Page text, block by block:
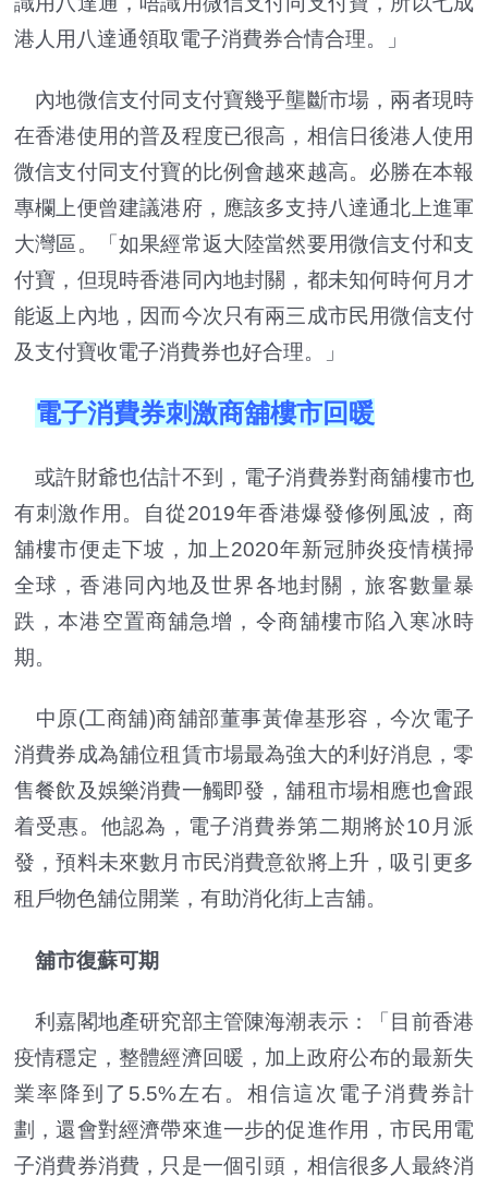
港人用八達通領取電子消費券合情合理。」
內地微信支付同支付寶幾乎壟斷市場，兩者現時
在香港使用的普及程度已很高，相信日後港人使用
微信支付同支付寶的比例會越來越高。必勝在本報
專欄上便曾建議港府，應該多支持八達通北上進軍
大灣區。「如果經常返大陸當然要用微信支付和支
付寶，但現時香港同內地封關，都未知何時何月才
能返上內地，因而今次只有兩三成市民用微信支付
及支付寶收電子消費券也好合理。」
電子消費券刺激商舖樓市回暖
或許財爺也估計不到，電子消費券對商舖樓市也
有刺激作用。自從2019年香港爆發修例風波，商
舖樓市便走下坡，加上2020年新冠肺炎疫情橫掃
全球，香港同內地及世界各地封關，旅客數量暴
跌，本港空置商舖急增，令商舖樓市陷入寒冰時
期。
中原(工商舖)商舖部董事黃偉基形容，今次電子
消費券成為舖位租賃市場最為強大的利好消息，零
售餐飲及娛樂消費一觸即發，舖租市場相應也會跟
着受惠。他認為，電子消費券第二期將於10月派
發，預料未來數月市民消費意欲將上升，吸引更多
租戶物色舖位開業，有助消化街上吉舖。
舖市復蘇可期
利嘉閣地產研究部主管陳海潮表示：「目前香港
疫情穩定，整體經濟回暖，加上政府公布的最新失
業率降到了5.5%左右。相信這次電子消費券計
劃，還會對經濟帶來進一步的促進作用，市民用電
子消費券消費，只是一個引頭，相信很多人最終消